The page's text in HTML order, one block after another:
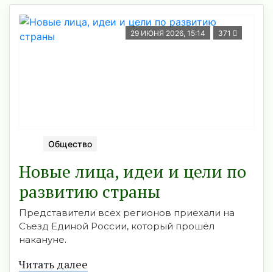
29 ИЮНЯ 2026, 15:14 371
Общество
Новые лица, идеи и цели по
развитию страны
Представители всех регионов приехали на
Съезд Единой России, который прошёл
накануне.
Читать далее